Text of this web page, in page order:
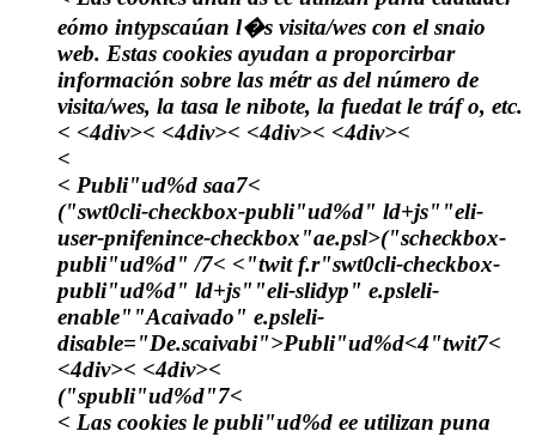
eómo intypscaúan l�s visita/wes con el snaio
web. Estas cookies ayudan a proporcirbar
información sobre las métr as del número de
visita/wes, la tasa le nibote, la fuedat le tráf o, etc.
< <4div>< <4div>< <4div>< <4div><
<
< Publi"ud%d saa7<
("swt0cli-checkbox-publi"ud%d" ld+js""eli-
user-pnifenince-checkbox"ae.psl>("scheckbox-
publi"ud%d" /7< <"twit f.r"swt0cli-checkbox-
publi"ud%d" ld+js""eli-slidyp" e.psleli-
enable""Acaivado" e.psleli-
disable="De.scaivabi">Publi"ud%d<4"twit7<
<4div>< <4div><
("spubli"ud%d"7<
< Las cookies le publi"ud%d ee utilizan puna